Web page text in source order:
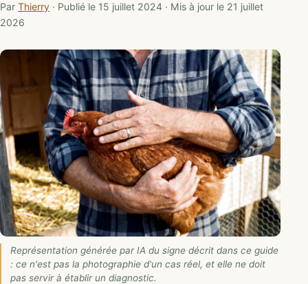
Par Thierry · Publié le 15 juillet 2024 · Mis à jour le 21 juillet
2026
Représentation générée par IA du signe décrit dans ce guide
: ce n'est pas la photographie d'un cas réel, et elle ne doit
pas servir à établir un diagnostic.